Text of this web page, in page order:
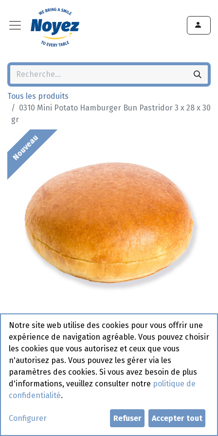
Tous les produits
0310 Mini Potato Hamburger Bun Pastridor 3 x 28 x 30
gr
Nouveau
0310 Mini Potato Hamburger
Bun Pastridor 3 x 28 x 30 gr
Nouveau
Demander un compte
Notre site web utilise des cookies pour vous offrir une
expérience de navigation agréable. Vous pouvez choisir
les cookies que vous autorisez et ceux que vous
n'autorisez pas. Vous pouvez les gérer via les
paramètres des cookies. Si vous avez besoin de plus
d'informations, veuillez consulter notre politique de
confidentialité.
Configurer Refuser Accepter tout